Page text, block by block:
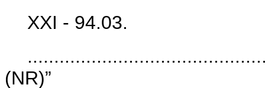
XXI - 94.03.
(NR)”